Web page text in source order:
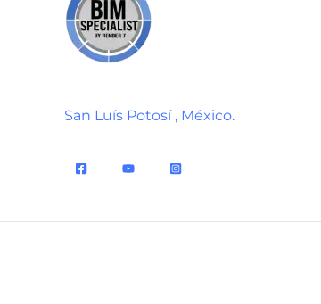
San Luís Potosí , México.